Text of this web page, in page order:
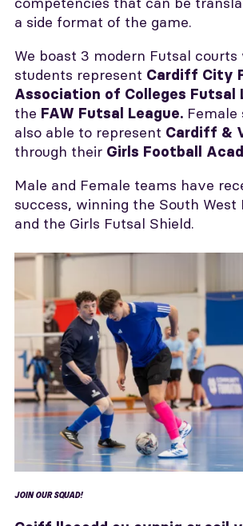
a side format of the game.
We boast 3 modern Futsal courts
students represent Cardiff City
Association of Colleges Futsal
the FAW Futsal League. Female
also able to represent Cardiff &
through their Girls Football
Male and Female teams have
success, winning the South West
and the Girls Futsal Shield.
JOIN OUR SQUAD!